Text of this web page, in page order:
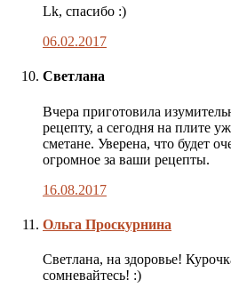
публикации
Lk, спасибо :)
06.02.2017
Светлана
Вчера приготовила
рецепту, а сегодня на плите
сметане. Уверена, что будет
огромное за ваши рецепты.
16.08.2017
Комментарий
публикации
Ольга Проскурнина
Светлана, на здоровье!
сомневайтесь! :)